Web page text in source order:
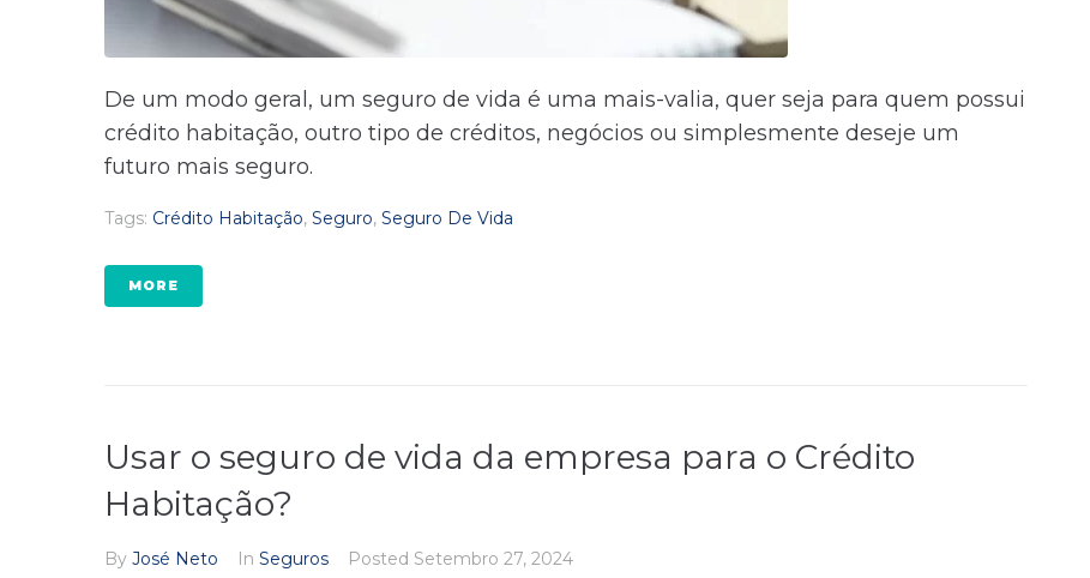
De um modo geral, um seguro de vida é uma mais-valia, quer seja para quem possui
crédito habitação, outro tipo de créditos, negócios ou simplesmente deseje um
futuro mais seguro.
Tags: Crédito Habitação, Seguro, Seguro De Vida
MORE
Usar o seguro de vida da empresa para o Crédito
Habitação?
By José Neto In Seguros Posted Setembro 27, 2024